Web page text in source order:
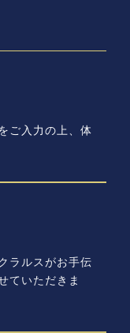
ご入力の上、体
ラルスがお手伝
ていただきま